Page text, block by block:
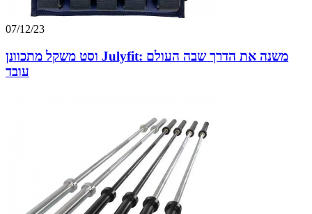
07/12/23
וסט משקל מתכוונן Julyfit: משנה את הדרך שבה העולם
עובד